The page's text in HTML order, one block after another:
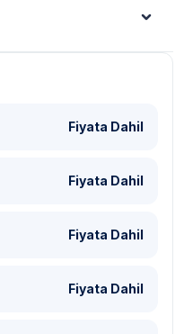
Fiyata Dahil
Fiyata Dahil
Fiyata Dahil
Fiyata Dahil